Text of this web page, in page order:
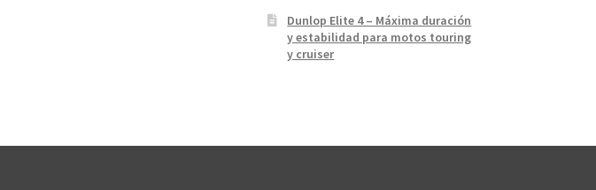
Dunlop Elite 4 – Máxima duración
y estabilidad para motos touring
y cruiser